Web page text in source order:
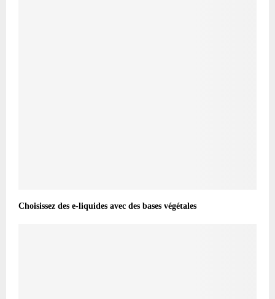
Choisissez des e-liquides avec des bases végétales